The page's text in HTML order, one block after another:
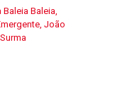
Baleia Baleia,
, João
Surma